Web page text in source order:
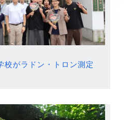
校がラドン・トロン測定